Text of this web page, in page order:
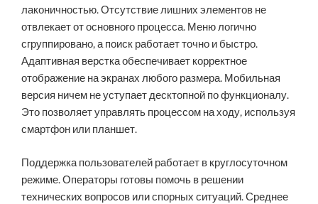
лаконичностью. Отсутствие лишних элементов не
отвлекает от основного процесса. Меню логично
сгруппировано, а поиск работает точно и быстро.
Адаптивная верстка обеспечивает корректное
отображение на экранах любого размера. Мобильная
версия ничем не уступает десктопной по функционалу.
Это позволяет управлять процессом на ходу, используя
смартфон или планшет.
Поддержка пользователей работает в круглосуточном
режиме. Операторы готовы помочь в решении
технических вопросов или спорных ситуаций. Среднее